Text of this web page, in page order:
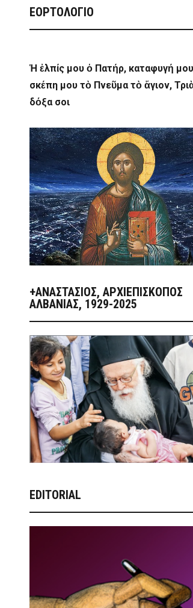
ΕΟΡΤΟΛΟΓΙΟ
Ἡ ἐλπίς μου ὁ Πατήρ, καταφυγή
σκέπη μου τὸ Πνεῦμα τὸ ἅγιον,
δόξα σοι
+ΑΝΑΣΤΆΣΙΟΣ, ΑΡΧΙΕΠΊΣΚΟΠΟΣ
ΑΛΒΑΝΊΑΣ, 1929-2025
EDITORIAL